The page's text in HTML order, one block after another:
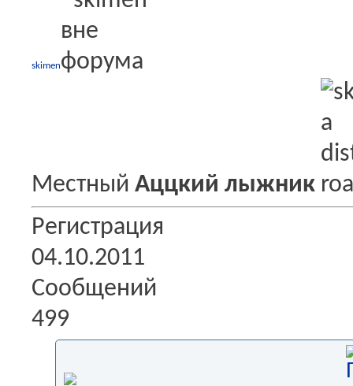
skimen
Местный Аццкий лыжник
Регистрация
04.10.2011
Сообщений
499